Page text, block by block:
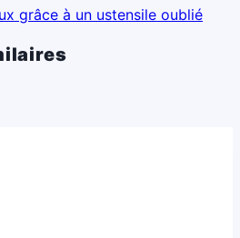
grâce à un ustensile oublié